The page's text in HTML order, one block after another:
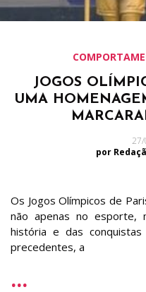
JOGOS
UMA
por
Os Jogos Olímpicos de
não apenas no esporte,
história e das
precedentes, a